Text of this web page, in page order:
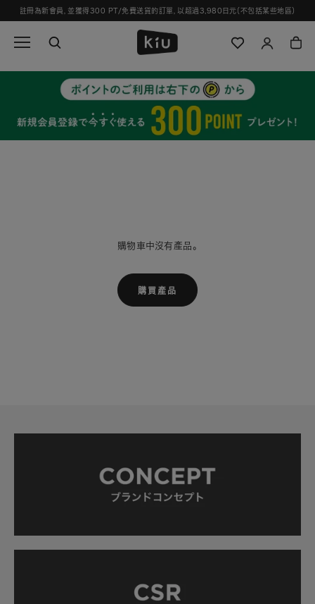
過
註冊為新會員，並獲得300 PT/免費送貨的訂單，以超過3,980日元（不包括某些地區）
購物車中沒有產品。
購買產品